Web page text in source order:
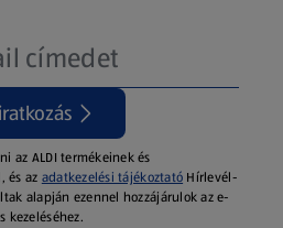
az ALDI termékeinek és
és az adatkezelési tájékoztató Hírlevél-
alapján ezennel hozzájárulok az e-
kezeléséhez.